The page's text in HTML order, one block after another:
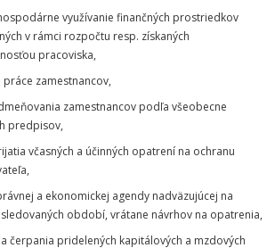
využívanie finančných prostriedkov
v rámci rozpočtu resp. získaných
pracoviska,
zamestnancov,
zamestnancov podľa všeobecne
predpisov,
včasných a účinných opatrení na ochranu
a ekonomickej agendy nadväzujúcej na
období, vrátane návrhov na opatrenia,
čerpania pridelených kapitálových a mzdových